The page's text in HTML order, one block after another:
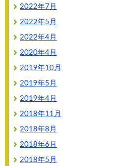
2022年7月
2022年5月
2022年4月
2020年4月
2019年10月
2019年5月
2019年4月
2018年11月
2018年8月
2018年6月
2018年5月